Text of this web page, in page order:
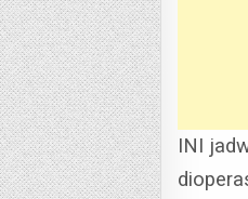
INI